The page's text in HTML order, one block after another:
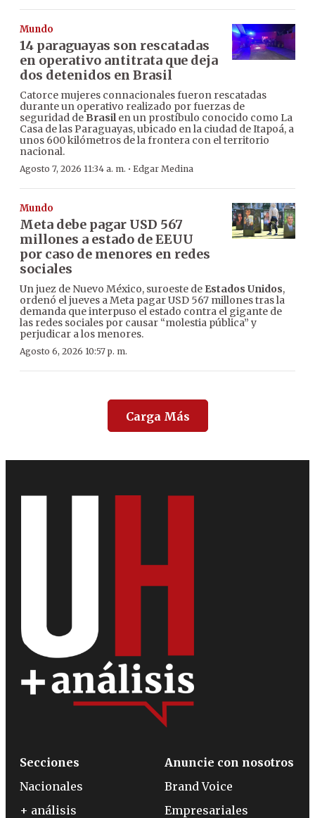
Mundo
14 paraguayas son rescatadas
en operativo antitrata que deja
dos detenidos en Brasil
Catorce mujeres connacionales fueron rescatadas
durante un operativo realizado por fuerzas de
seguridad de Brasilen un prostíbulo conocido como La
Casa de las Paraguayas, ubicado en la ciudad de Itapoá, a
unos 600 kilómetros de la frontera con el territorio
nacional.
Agosto 7, 2026 11:34 a. m. · Edgar Medina
Mundo
Meta debe pagar USD 567
millones a estado de EEUU
por caso de menores en redes
sociales
Un juez de Nuevo México, suroeste de Estados Unidos,
ordenó el jueves a Meta pagar USD 567 millones tras la
demanda que interpuso el estado contra el gigante de
las redes sociales por causar “molestia pública” y
perjudicar a los menores.
Agosto 6, 2026 10:57 p. m.
Carga Más
Secciones
Nacionales
+ análisis
Anuncie con nosotros
Brand Voice
Empresariales